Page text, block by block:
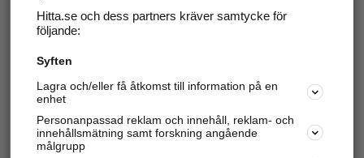
Hitta.se - Gratis nummerupplysning.
Sök företag, personer och platser.
Hitta telefonnummer, adresser, företagsinfo mm.
Hitta.se och dess partners kräver samtycke för
följande:
Syften
Lagra och/eller få åtkomst till information på en
enhet
Personanpassad reklam och innehåll, reklam- och
innehållsmätning samt forskning angående
målgrupp